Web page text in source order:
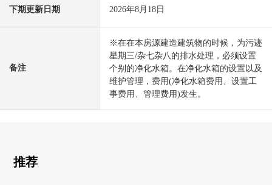
下期更新日期 2026年8月18日
备注
※在在本房源建造建筑物的时候，为污迹
星期三/杂七杂八的排水处理，必须设置
个别的净化水箱。在净化水箱的设置以及
维护管理，费用(净化水箱费用、设置工
事费用、管理费用)发生。
推荐